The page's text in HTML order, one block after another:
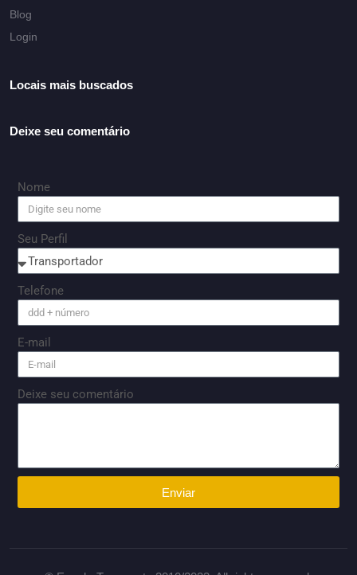
Blog
Login
Locais mais buscados
Deixe seu comentário
Nome
Seu Perfil
Telefone
E-mail
Deixe seu comentário
Enviar